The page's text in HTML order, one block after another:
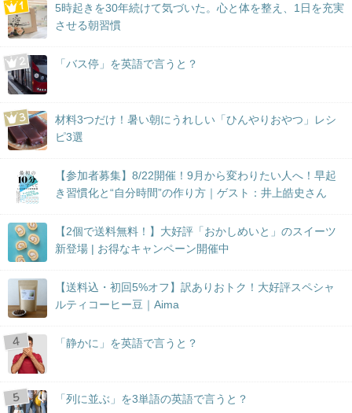
5時起きを30年続けて気づいた。心と体を整え、1日を充実
させる朝習慣
「バス停」を英語で言うと？
材料3つだけ！暑い朝にうれしい「ひんやりおやつ」レシ
ピ3選
【参加者募集】8/22開催！9月から変わりたい人へ！早起
き習慣化と“自分時間”の作り方｜ゲスト：井上皓史さん
【2個で送料無料！】大好評「おかしめいと」のスイーツ
新登場 | お得なキャンペーン開催中
【送料込・初回5%オフ】訳ありおトク！大好評スペシャ
ルティコーヒー豆｜Aima
「静かに」を英語で言うと？
「列に並ぶ」を3単語の英語で言うと？